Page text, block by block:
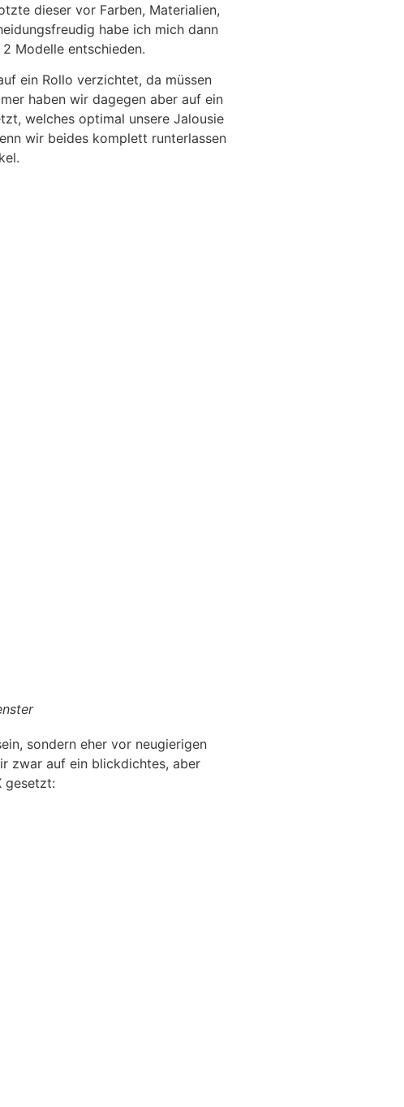
dieser vor Farben, Materialien,
habe ich mich dann
Modelle entschieden.
ein Rollo verzichtet, da müssen
haben wir dagegen aber auf ein
welches optimal unsere Jalousie
wir beides komplett runterlassen
sondern eher vor neugierigen
zwar auf ein blickdichtes, aber
gesetzt: